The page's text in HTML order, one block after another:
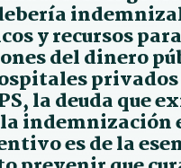
y recursos
del dinero
privados
la deuda que
la indemnización
es de la